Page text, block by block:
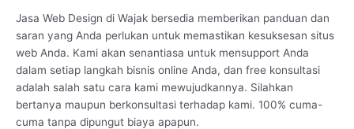
Jasa Web Design di Wajak bersedia memberikan panduan dan
saran yang Anda perlukan untuk memastikan kesuksesan situs
web Anda. Kami akan senantiasa untuk mensupport Anda
dalam setiap langkah bisnis online Anda, dan free konsultasi
adalah salah satu cara kami mewujudkannya. Silahkan
bertanya maupun berkonsultasi terhadap kami. 100% cuma-
cuma tanpa dipungut biaya apapun.